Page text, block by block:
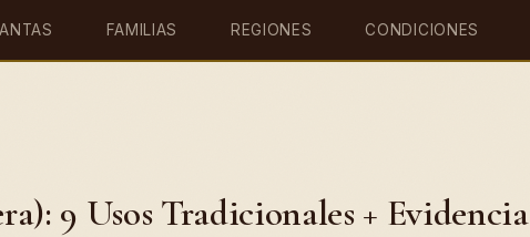
FAMILIAS REGIONES CONDICIONES
9 Usos Tradicionales + Evidencia